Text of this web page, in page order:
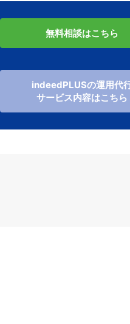
無料相談はこちら
indeedPLUSの運用代
サービス内容はこちら